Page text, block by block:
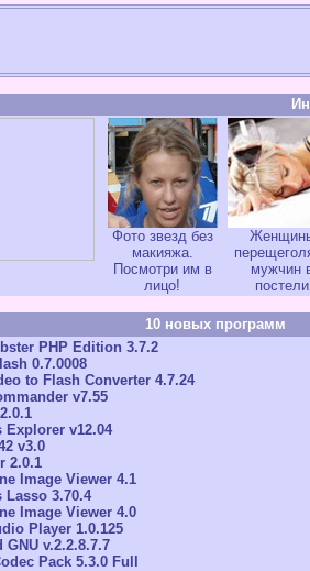
Фото звезд без
макияжа.
Посмотри им в
лицо!
мужчин
постели
10 новых программ
PHP Edition 3.7.2
0.7.0008
to Flash Converter 4.7.24
v7.55
Explorer v12.04
v3.0
2.0.1
Image Viewer 4.1
Lasso 3.70.4
Image Viewer 4.0
Player 1.0.125
GNU v.2.2.8.7.7
Pack 5.3.0 Full